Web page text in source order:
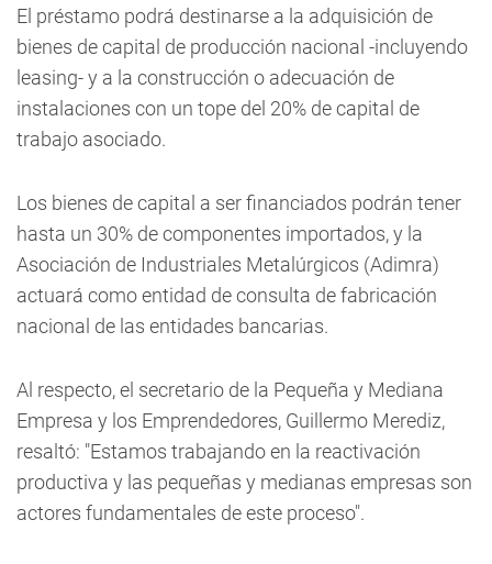
El préstamo podrá destinarse a la adquisición de
bienes de capital de producción nacional -incluyendo
leasing- y a la construcción o adecuación de
instalaciones con un tope del 20% de capital de
trabajo asociado.
Los bienes de capital a ser financiados podrán tener
hasta un 30% de componentes importados, y la
Asociación de Industriales Metalúrgicos (Adimra)
actuará como entidad de consulta de fabricación
nacional de las entidades bancarias.
Al respecto, el secretario de la Pequeña y Mediana
Empresa y los Emprendedores, Guillermo Merediz,
resaltó: "Estamos trabajando en la reactivación
productiva y las pequeñas y medianas empresas son
actores fundamentales de este proceso".